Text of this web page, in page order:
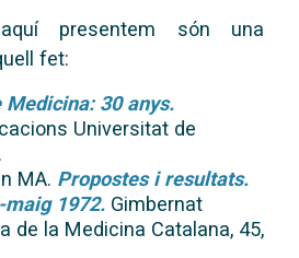
presentem són una
fet:
30 anys.
Universitat de
MA. Propostes i resultats.
maig 1972. Gimbernat
de la Medicina Catalana, 45,